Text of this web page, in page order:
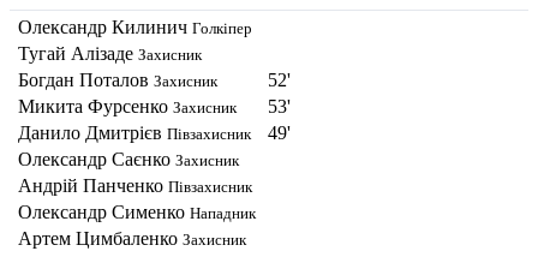
Олександр Килинич Голкіпер
Тугай Алізаде Захисник
Богдан Поталов Захисник
52'
Микита Фурсенко Захисник
53'
Данило Дмитрієв Півзахисник
49'
Олександр Саєнко Захисник
Андрiй Панченко Півзахисник
Олександр Сименко Нападник
Артем Цимбаленко Захисник